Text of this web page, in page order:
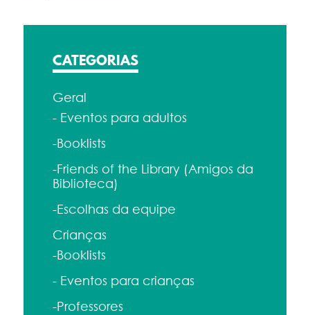
CATEGORIAS
Geral
- Eventos para adultos
-Booklists
-Friends of the Library (Amigos da
Biblioteca)
-Escolhas da equipe
Crianças
-Booklists
- Eventos para crianças
-Professores